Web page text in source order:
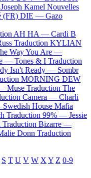
Joseph Kamel Nouvelles
(FR) DIE — Gazo
AH HA — Cardi B
Traduction KYLIAN
Way You Are —
— Tones & I Traduction
Isn't Ready — Sombr
MORNING DEW
Muse Traduction The
Camera — Charli
Swedish House Mafia
Traduction 99% — Jessie
Traduction Bizarre —
Donn Traduction
S T U V W X Y Z 0-9